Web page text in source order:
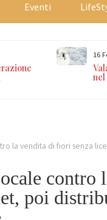
Eventi
16
nel
la vendita di fiori senza
contro
poi